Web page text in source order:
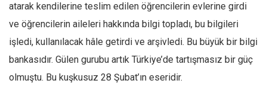
atarak kendilerine teslim edilen öğrencilerin evlerine girdi
ve öğrencilerin aileleri hakkında bilgi topladı, bu bilgileri
işledi, kullanılacak hâle getirdi ve arşivledi. Bu büyük bir bilgi
bankasıdır. Gülen gurubu artık Türkiye’de tartışmasız bir güç
olmuştu. Bu kuşkusuz 28 Şubat’ın eseridir.